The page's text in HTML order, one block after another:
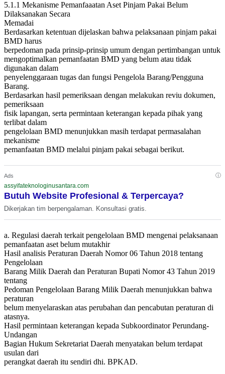
5.1.1 Mekanisme Pemanfaaatan Aset Pinjam Pakai Belum
Dilaksanakan Secara
Memadai
Berdasarkan ketentuan dijelaskan bahwa pelaksanaan pinjam pakai
BMD harus
berpedoman pada prinsip-prinsip umum dengan pertimbangan untuk
mengoptimalkan pemanfaatan BMD yang belum atau tidak
digunakan dalam
penyelenggaraan tugas dan fungsi Pengelola Barang/Pengguna
Barang.
Berdasarkan hasil pemeriksaan dengan melakukan reviu dokumen,
pemeriksaan
fisik lapangan, serta permintaan keterangan kepada pihak yang
terlibat dalam
pengelolaan BMD menunjukkan masih terdapat permasalahan
mekanisme
pemanfaatan BMD melalui pinjam pakai sebagai berikut.
Ads ⓘ
assyifateknologinusantara.com
Butuh Website Profesional & Terpercaya?
Dikerjakan tim berpengalaman. Konsultasi gratis.
a. Regulasi daerah terkait pengelolaan BMD mengenai pelaksanaan
pemanfaatan aset belum mutakhir
Hasil analisis Peraturan Daerah Nomor 06 Tahun 2018 tentang
Pengelolaan
Barang Milik Daerah dan Peraturan Bupati Nomor 43 Tahun 2019
tentang
Pedoman Pengelolaan Barang Milik Daerah menunjukkan bahwa
peraturan
belum menyelaraskan atas perubahan dan pencabutan peraturan di
atasnya.
Hasil permintaan keterangan kepada Subkoordinator Perundang-
Undangan
Bagian Hukum Sekretariat Daerah menyatakan belum terdapat
usulan dari
perangkat daerah itu sendiri dhi. BPKAD.